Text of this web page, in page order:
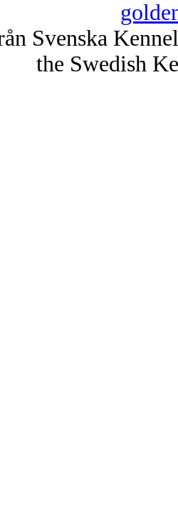
Svenska
the Swedish